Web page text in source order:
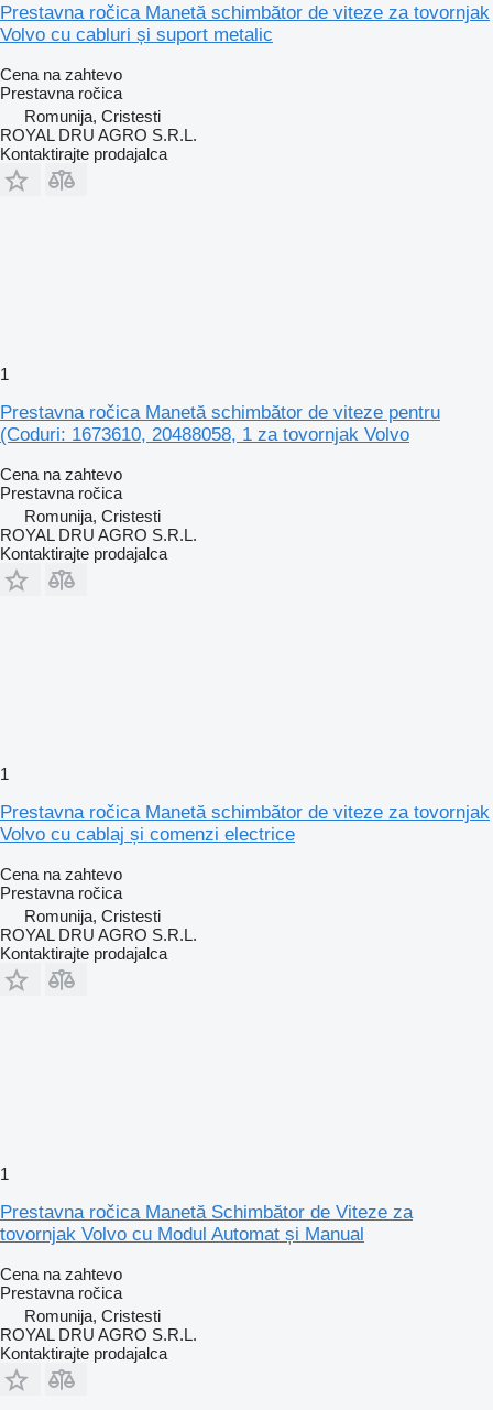
Prestavna ročica Manetă schimbător de viteze za tovornjak
Volvo cu cabluri și suport metalic
Cena na zahtevo
Prestavna ročica
Romunija, Cristesti
ROYAL DRU AGRO S.R.L.
Kontaktirajte prodajalca
1
Prestavna ročica Manetă schimbător de viteze pentru
(Coduri: 1673610, 20488058, 1 za tovornjak Volvo
Cena na zahtevo
Prestavna ročica
Romunija, Cristesti
ROYAL DRU AGRO S.R.L.
Kontaktirajte prodajalca
1
Prestavna ročica Manetă schimbător de viteze za tovornjak
Volvo cu cablaj și comenzi electrice
Cena na zahtevo
Prestavna ročica
Romunija, Cristesti
ROYAL DRU AGRO S.R.L.
Kontaktirajte prodajalca
1
Prestavna ročica Manetă Schimbător de Viteze za
tovornjak Volvo cu Modul Automat și Manual
Cena na zahtevo
Prestavna ročica
Romunija, Cristesti
ROYAL DRU AGRO S.R.L.
Kontaktirajte prodajalca